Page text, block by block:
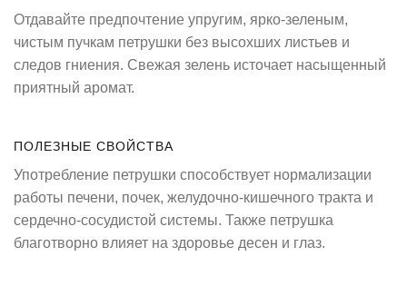
Отдавайте предпочтение упругим, ярко-зеленым,
чистым пучкам петрушки без высохших листьев и
следов гниения. Свежая зелень источает насыщенный
приятный аромат.
ПОЛЕЗНЫЕ СВОЙСТВА
Употребление петрушки способствует нормализации
работы печени, почек, желудочно-кишечного тракта и
сердечно-сосудистой системы. Также петрушка
благотворно влияет на здоровье десен и глаз.